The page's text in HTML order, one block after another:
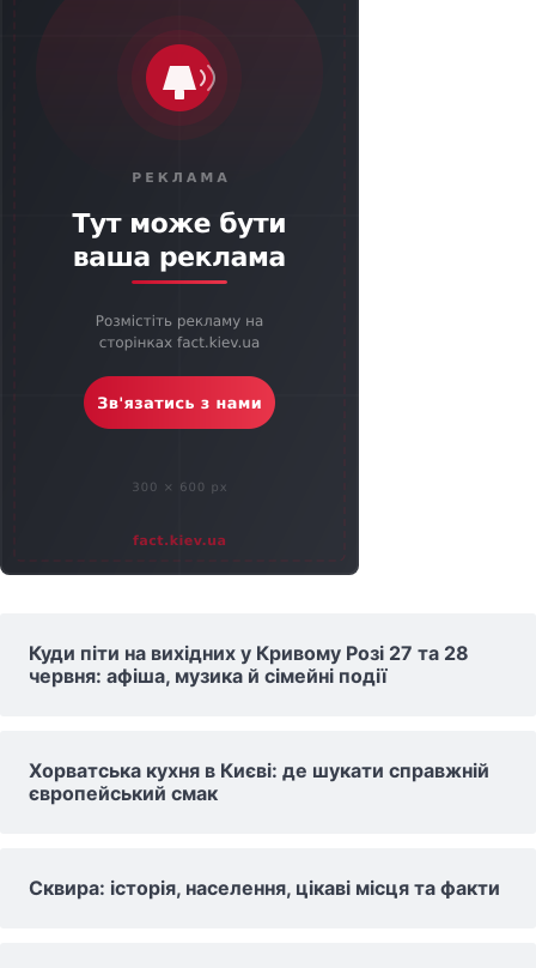
Куди піти на вихідних у Кривому Розі 27 та 28
червня: афіша, музика й сімейні події
Хорватська кухня в Києві: де шукати справжній
європейський смак
Сквира: історія, населення, цікаві місця та факти